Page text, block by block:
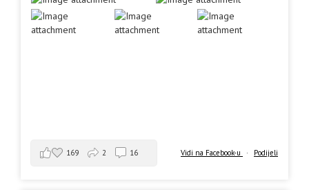
Vidi na Facebook-u · Podijeli
169 2 16